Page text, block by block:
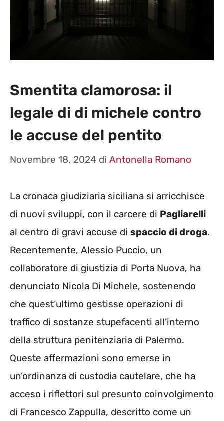
Smentita clamorosa: il
legale di di michele contro
le accuse del pentito
Novembre 18, 2024 di Antonella Romano
La cronaca giudiziaria siciliana si arricchisce
di nuovi sviluppi, con il carcere di Pagliarelli
al centro di gravi accuse di spaccio di droga.
Recentemente, Alessio Puccio, un
collaboratore di giustizia di Porta Nuova, ha
denunciato Nicola Di Michele, sostenendo
che quest’ultimo gestisse operazioni di
traffico di sostanze stupefacenti all’interno
della struttura penitenziaria di Palermo.
Queste affermazioni sono emerse in
un’ordinanza di custodia cautelare, che ha
acceso i riflettori sul presunto coinvolgimento
di Francesco Zappulla, descritto come un